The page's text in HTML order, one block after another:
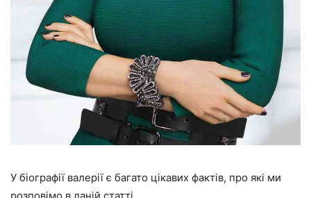
У біографії валерії є багато цікавих фактів, про які ми